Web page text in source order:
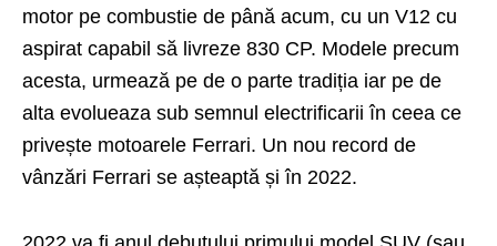
motor pe combustie de până acum, cu un V12 cu
aspirat capabil să livreze 830 CP. Modele precum
acesta, urmează pe de o parte tradiția iar pe de
alta evolueaza sub semnul electrificarii în ceea ce
privește motoarele Ferrari. Un nou record de
vânzări Ferrari se așteaptă și în 2022.